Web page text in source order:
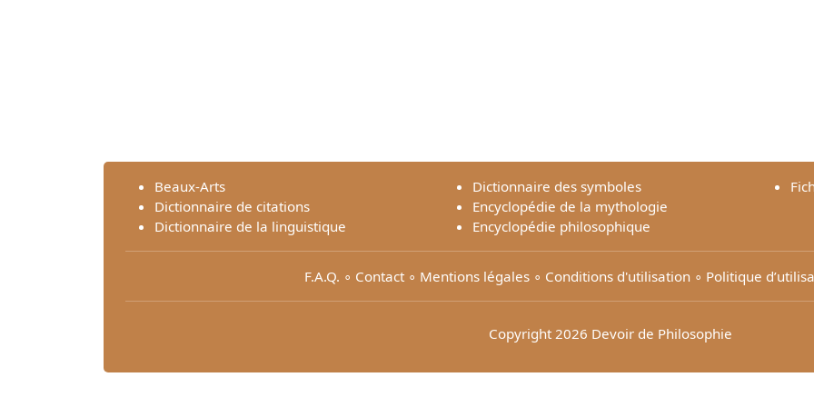
Beaux-Arts
Dictionnaire de citations
Dictionnaire de la linguistique
Dictionnaire des symboles
Encyclopédie de la mythologie
Encyclopédie philosophique
F.A.Q. ∘ Contact∘ Mentions légales∘ Conditions d'utilisation∘ Politique
Copyright 2026 Devoir de Philosophie